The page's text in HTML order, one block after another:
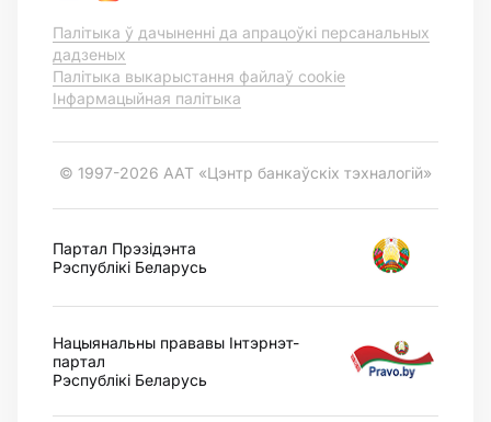
Палітыка ў дачыненні да апрацоўкі персанальных
дадзеных
Палітыка выкарыстання файлаў cookie
Інфармацыйная палітыка
© 1997-2026 ААТ «Цэнтр банкаўскіх тэхналогій»
Партал Прэзідэнта
Рэспублікі Беларусь
Нацыянальны прававы Інтэрнэт-
партал
Рэспублікі Беларусь